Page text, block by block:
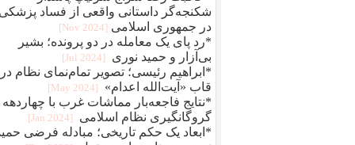
شکنجه‌گر داستانی واقعی از فساد
در جمهوری اسلامی [2024 Nov]
*رد پای یک معامله در دو پرونده؛ بشیر
بی‌آزار و حمید نوری
[2024 Jul]
*ابراهیم رئیسی؛ تصویر تمام‌نمای نظام در
قاب «آیت‌الله اعدام»
[2024 May]
*نتایج فاجعه‌بار مماشات غرب با چهاردهه
گروگانگیری نظام اسلامی
[2024 Jan]
*ابعاد یک حکم تاریخی؛ مبادله فرضی